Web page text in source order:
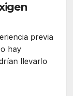
previa
hay
llevarlo